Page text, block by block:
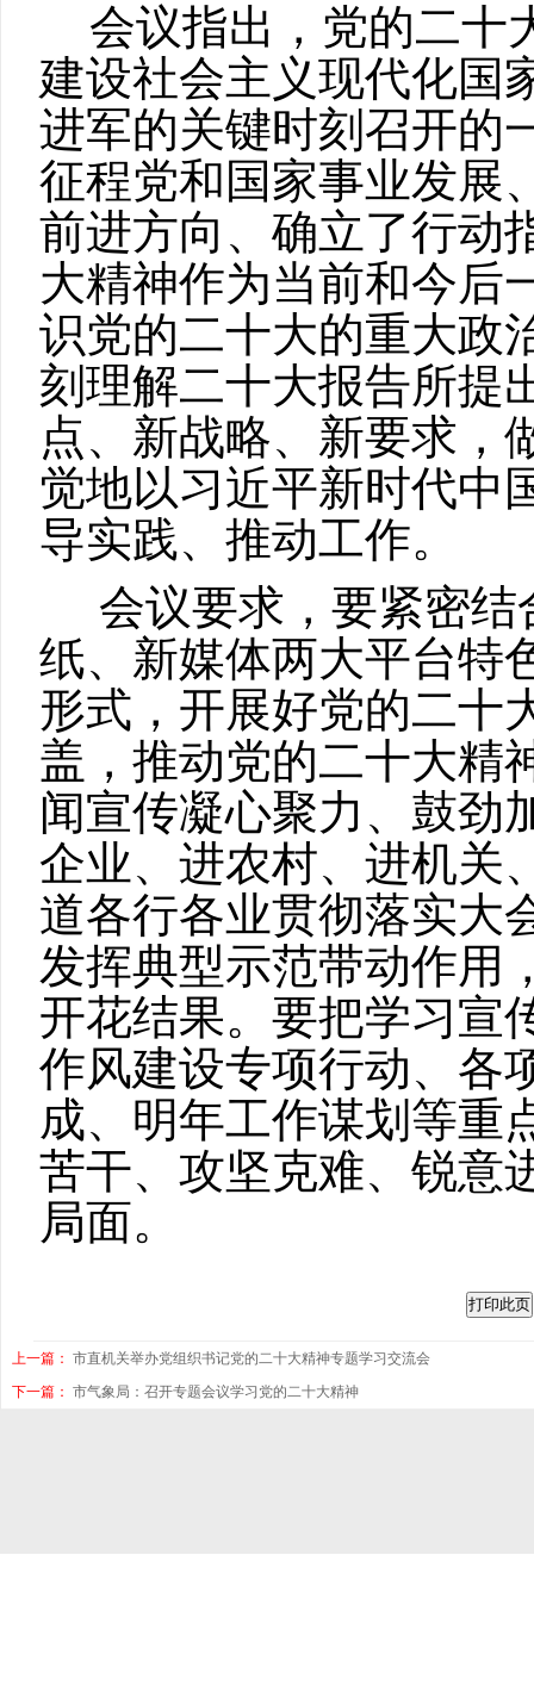
会议指出，党的二十
建设社会主义现代化国
进军的关键时刻召开的
征程党和国家事业发展
前进方向、确立了行动
大精神作为当前和今后
识党的二十大的重大政
刻理解二十大报告所提
点、新战略、新要求，
觉地以习近平新时代中
导实践、推动工作。
会议要求，要紧密结
纸、新媒体两大平台特
形式，开展好党的二十
盖，推动党的二十大精
闻宣传凝心聚力、鼓劲
企业、进农村、进机关
道各行各业贯彻落实大
发挥典型示范带动作用
开花结果。要把学习宣
作风建设专项行动、各
成、明年工作谋划等重
苦干、攻坚克难、锐意
局面。
上一篇： 市直机关举办党组织书记党的二十大精神专题学习交流会
下一篇： 市气象局：召开专题会议学习党的二十大精神